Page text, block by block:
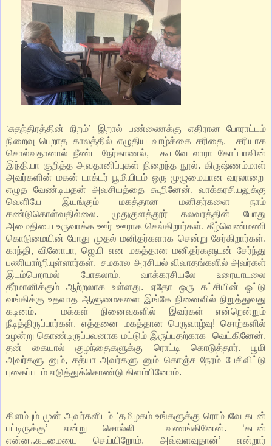
‘சுதந்திரத்தின் நிறம்’ இறால் பண்ணைக்கு எதிரான போராட்டம்
நிறைவு பெறாத காலத்தில் எழுதிய வாழ்க்கை சரிதை. சரியாக
சொல்வதானால் நீண்ட நேர்காணல், கூடவே லாரா கோப்பாவின்
இந்தியா குறித்த அவதானிப்புகள் நிறைந்த நூல். கிருஷ்ணம்மாள்
அவர்களின் மகன் டாக்டர் பூமியிடம் ஒரு முழுமையான வரலாறை
எழுத வேண்டியதன் அவசியத்தை கூறினேன். வாக்கரசியலுக்கு
வெளியே இயங்கும் மகத்தான மனிதர்களை நாம்
கண்டுகொள்வதில்லை. முதுகுளத்தூர் கலவரத்தின் போது
அமைதியை உருவாக்க ஊர் ஊராக செல்கிறார்கள். கீழ்வெண்மணி
கொடுமையின் போது முதல் மனிதர்களாக சென்று சேர்கிறார்கள்.
காந்தி, வினோபா, ஜெ.பி என மகத்தான மனிதர்களுடன் சேர்ந்து
பணியாற்றியுள்ளார்கள். சமகால அரசியல் விவாதங்களில் அவர்கள்
இடம்பெறாமல் போகலாம். வாக்கரசியலே உரையாடலை
தீர்மானிக்கும் ஆற்றலாக உள்ளது. ஏதோ ஒரு கட்சியின் ஓட்டு
வங்கிக்கு உதவாத ஆளுமைகளை இங்கே நினைவில் நிறுத்துவது
கடினம். மக்கள் நினைவுகளில் இவர்கள் என்றென்றும்
நீடித்திருப்பார்கள். எத்தனை மகத்தான பெருவாழ்வு! சொற்களில்
உழன்று கொண்டிருப்பவனாக மட்டும் இருப்பதற்காக வெட்கினேன்.
தன் கையால் குழந்தைகளுக்கு ரொட்டி கொடுத்தார். பூமி
அவர்களுடனும், சத்யா அவர்களுடனும் கொஞ்ச நேரம் பேசிவிட்டு
புகைப்படம் எடுத்துக்கொண்டு கிளம்பினோம்.
கிளம்பும் முன் அவர்களிடம் ‘தமிழகம் உங்களுக்கு ரொம்பவே கடன்
பட்டிருக்கு’ என்று சொல்லி வணங்கினேன். ‘கடன்
என்ன..கடமையை செய்யிறோம். அவ்வளவுதான்’ என்றார்